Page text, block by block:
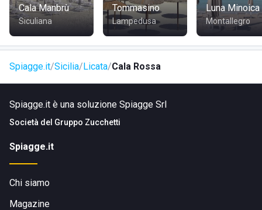
Cala Manbrù
Siculiana
Tommasino
Lampedusa
Luna Minoica
Montallegro
Spiagge.it Sicilia Licata Cala Rossa
Spiagge.it è una soluzione Spiagge Srl
Società del Gruppo Zucchetti
Spiagge.it
Chi siamo
Magazine